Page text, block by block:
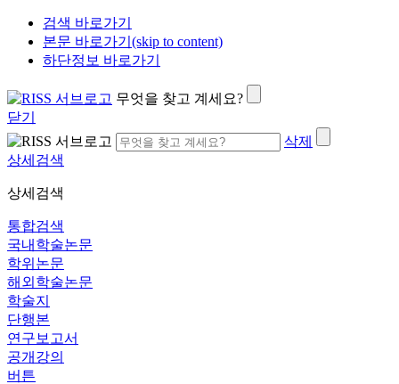
검색 바로가기
본문 바로가기(skip to content)
하단정보 바로가기
무엇을 찾고 계세요?
닫기
삭제
상세검색
상세검색
통합검색
국내학술논문
학위논문
해외학술논문
학술지
단행본
연구보고서
공개강의
버튼